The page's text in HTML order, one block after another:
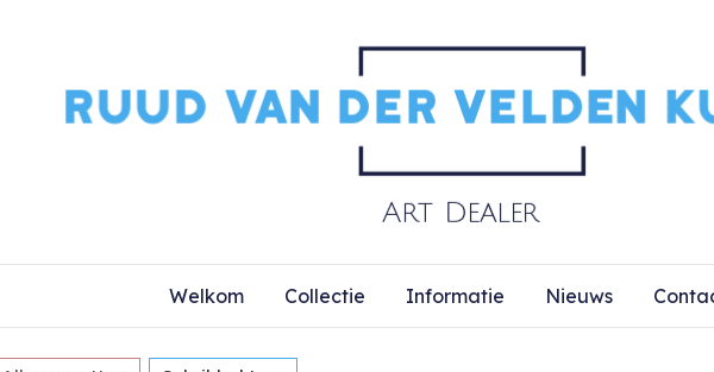
Welkom Collectie Informatie Nieuws